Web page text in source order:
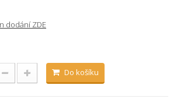
dodání ZDE
Do košíku